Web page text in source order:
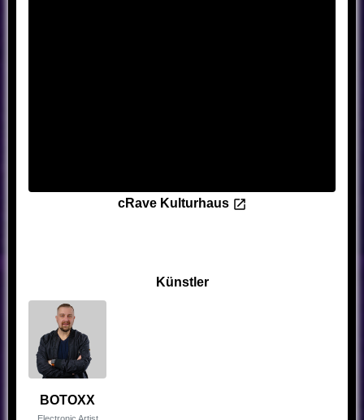
cRave Kulturhaus
Künstler
BOTOXX